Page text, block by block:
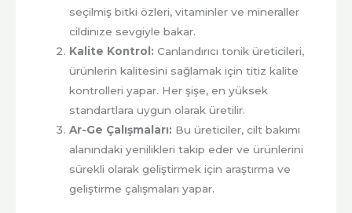
seçilmiş bitki özleri, vitaminler ve mineraller
cildinize sevgiyle bakar.
Kalite Kontrol: Canlandırıcı tonik üreticileri,
ürünlerin kalitesini sağlamak için titiz kalite
kontrolleri yapar. Her şişe, en yüksek
standartlara uygun olarak üretilir.
Ar-Ge Çalışmaları: Bu üreticiler, cilt bakımı
alanındaki yenilikleri takip eder ve ürünlerini
sürekli olarak geliştirmek için araştırma ve
geliştirme çalışmaları yapar.